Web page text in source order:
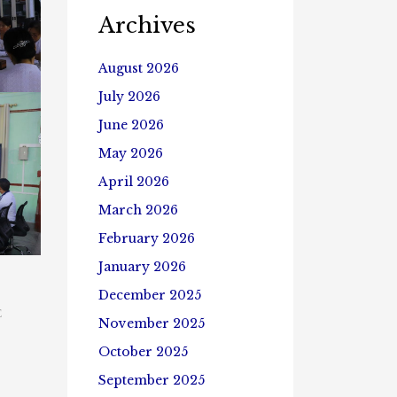
Archives
August 2026
July 2026
June 2026
May 2026
April 2026
March 2026
February 2026
January 2026
December 2025
November 2025
October 2025
September 2025